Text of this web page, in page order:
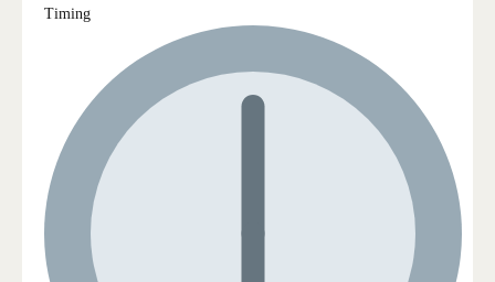
Timing